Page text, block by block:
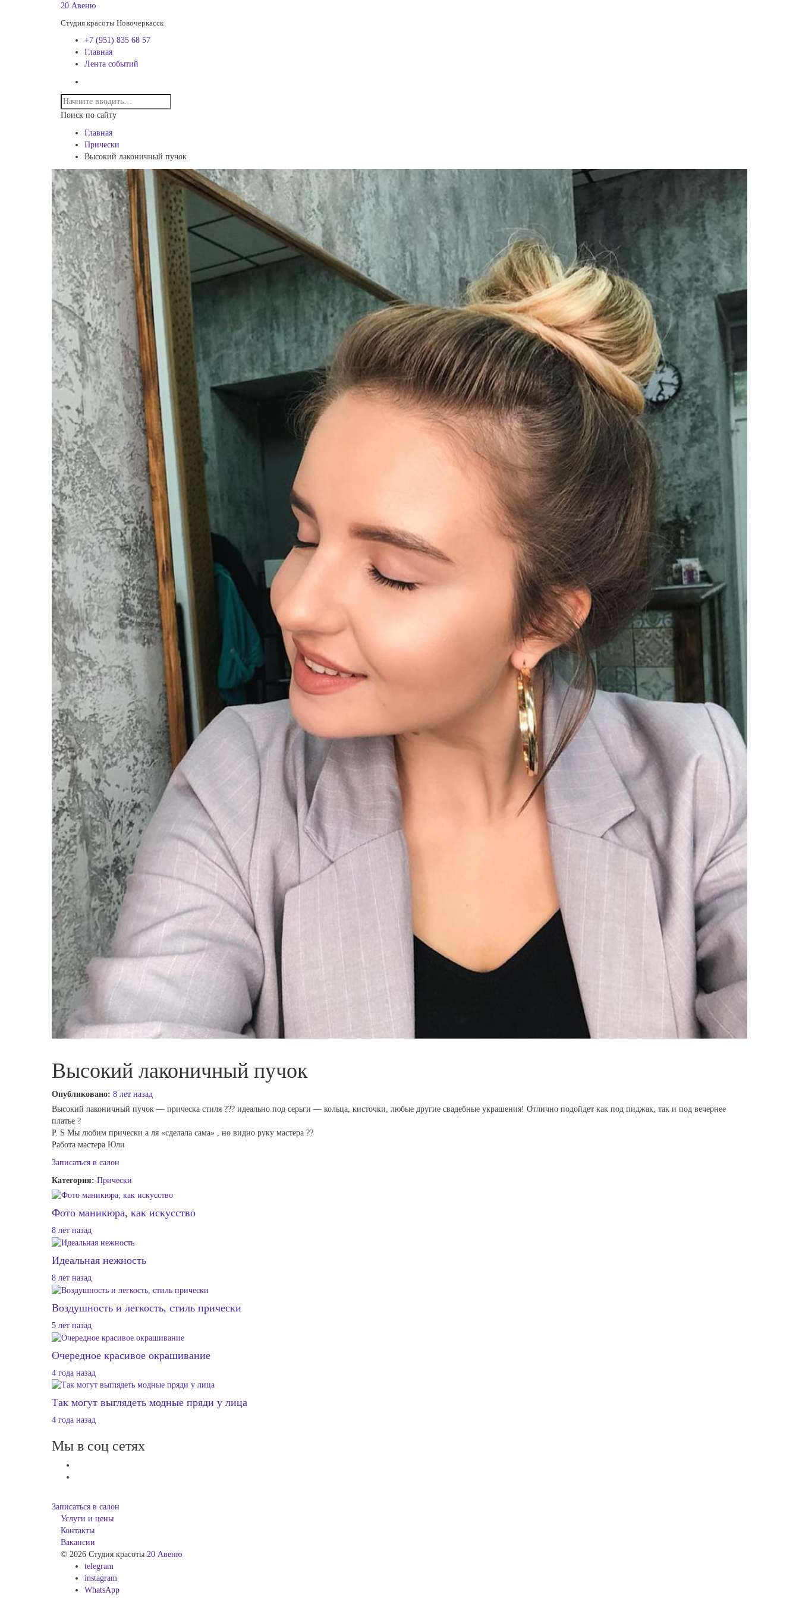
20 Авеню
Студия красоты Новочеркасск
+7 (951) 835 68 57
Главная
Лента событий
Поиск по сайту
Главная
Прически
Высокий лаконичный пучок
Высокий лаконичный пучок
Опубликовано: 8 лет назад
Высокий лаконичный пучок — прическа стиля ??? идеально под серьги — кольца, кисточки, любые другие свадебные украшения! Отлично подойдет как под пиджак, так и под вечернее
платье ?
P. S Мы любим прически а ля «сделала сама» , но видно руку мастера ??
Работа мастера Юли
Записаться в салон
Категория: Прически
Фото маникюра, как искусство
8 лет назад
Идеальная нежность
8 лет назад
Воздушность и легкость, стиль прически
5 лет назад
Очередное красивое окрашивание
4 года назад
Так могут выглядеть модные пряди у лица
4 года назад
Мы в соц сетях
Записаться в салон
Услуги и цены
Контакты
Вакансии
© 2026 Студия красоты 20 Авеню
telegram
instagram
WhatsApp